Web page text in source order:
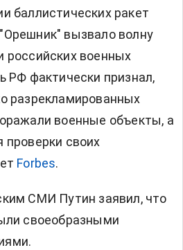
баллистических ракет
вызвало волну
российских военных
РФ фактически признал,
разрекламированных
военные объекты, а
проверки своих
Forbes.
СМИ Путин заявил, что
своеобразными